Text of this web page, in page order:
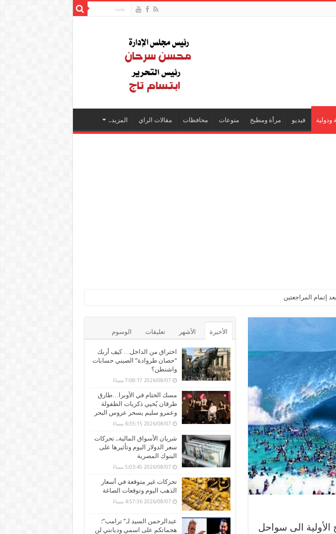
ودولية فيديو مرأة ومطبخ منوعات محافظات مقالات الراي المزيد..
الى سواحل
الأخيرة الأشهر تعليقات الوسوم
اختراق من الداخل… كيف أربك
“حصان طروادة” الصيني حسابات
واشنطن؟
2026/08/07 7:08:17 مساءً
مسك الختام في الأوبرا…طارق
طرقان يُحيي ذكريات الطفولة
وعمرو سليم يسحر عروس البحر
2026/08/07 6:55:15 مساءً
شريان الأسواق المالية.. تحركات
سعر الدولار اليوم وتأثيرها على
البنوك المصرية
2026/08/07 5:03:45 مساءً
تحركات غير متوقعة في أسعار
الذهب اليوم وتوقعات الصاغة
2026/08/07 4:57:36 مساءً
عبدالرحمن السيد لـ” ترامب”:
هجماتكم على اسمي وديانتي لن